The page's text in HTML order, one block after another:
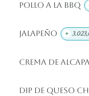
Pollo A La BBQ
Jalapeño +
Crema De
DIP De Queso